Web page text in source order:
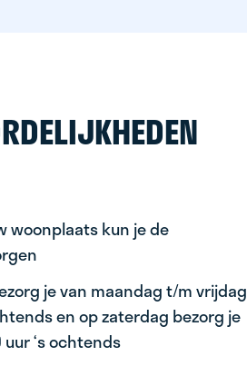
woonplaats kun je de
je van maandag t/m vrijdag
en op zaterdag bezorg je
‘s ochtends